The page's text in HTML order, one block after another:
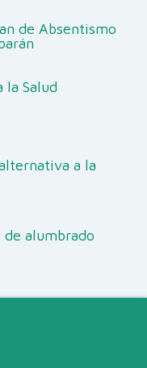
de Absentismo
la Salud
a la
de alumbrado